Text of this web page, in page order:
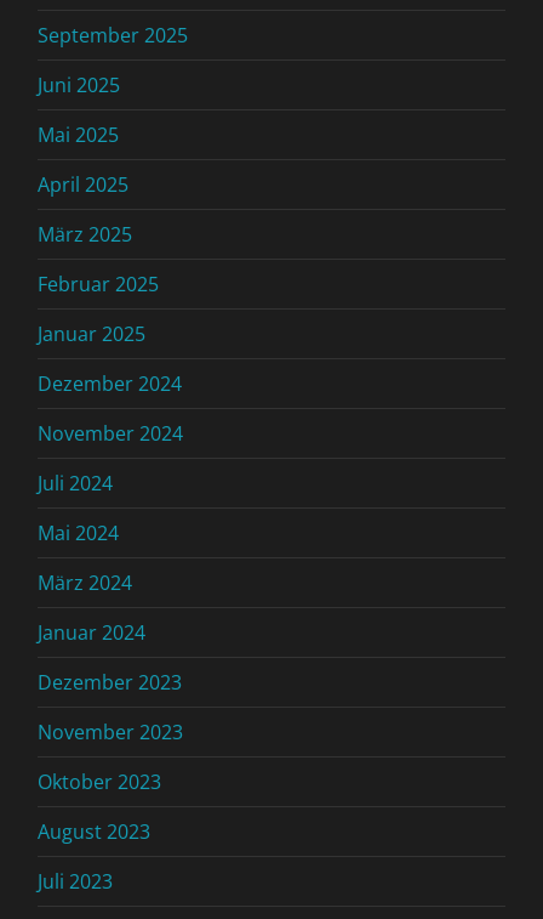
September 2025
Juni 2025
Mai 2025
April 2025
März 2025
Februar 2025
Januar 2025
Dezember 2024
November 2024
Juli 2024
Mai 2024
März 2024
Januar 2024
Dezember 2023
November 2023
Oktober 2023
August 2023
Juli 2023